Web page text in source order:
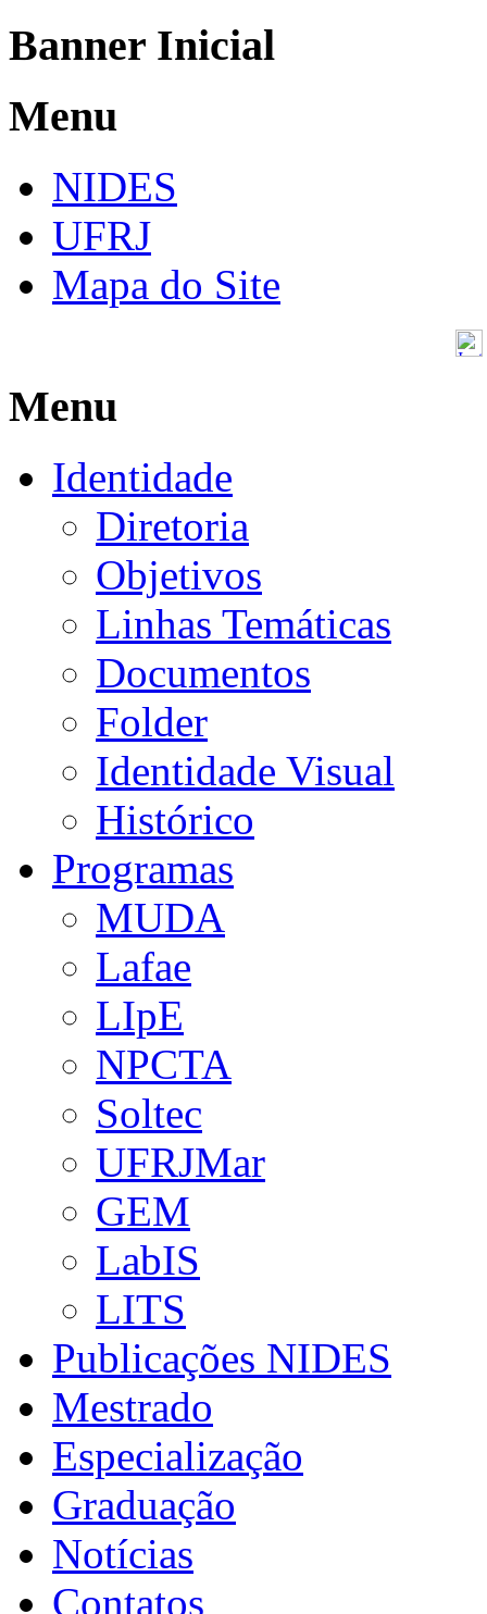
Banner Inicial
Menu
NIDES
UFRJ
Mapa do Site
Menu
Identidade
Diretoria
Objetivos
Linhas Temáticas
Documentos
Folder
Identidade Visual
Histórico
Programas
MUDA
Lafae
LIpE
NPCTA
Soltec
UFRJMar
GEM
LabIS
LITS
Publicações NIDES
Mestrado
Especialização
Graduação
Notícias
Contatos